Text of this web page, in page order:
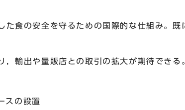
安全を守るための国際的な仕組み。既に
や量販店との取引の拡大が期待できる
スの設置